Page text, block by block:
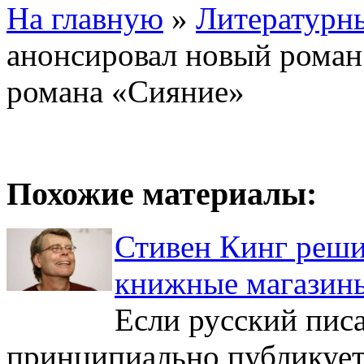
На главную »
анонсировал новый
романа «Сияние»
Похожие материалы:
Стивен Кинг
книжные
Если русский
принципиально